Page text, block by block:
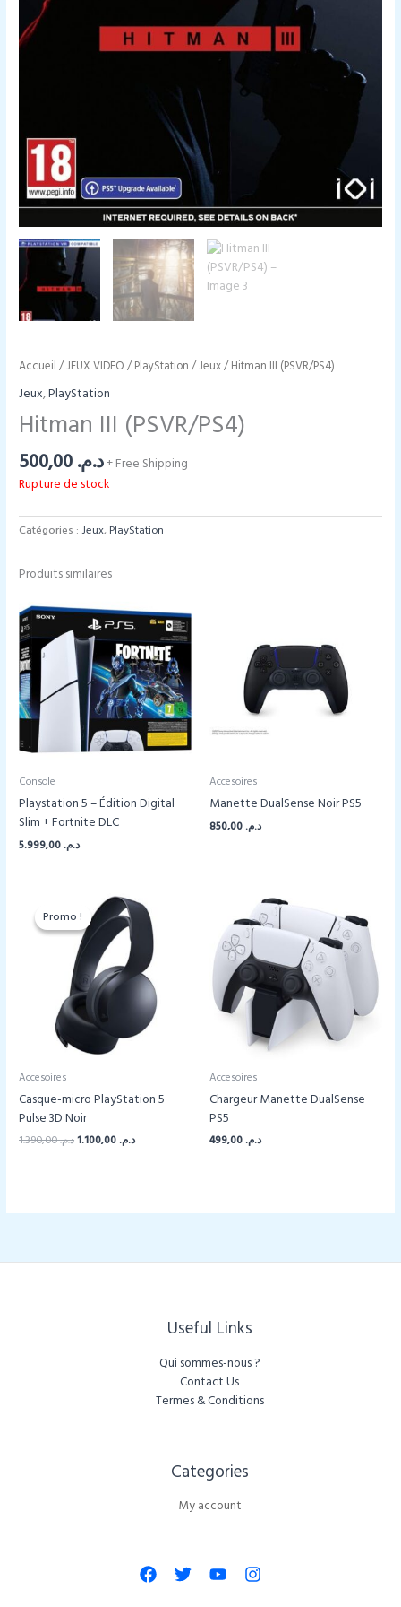
Accueil /JEUX VIDEO /PlayStation /Jeux/ Hitman III (PSVR/PS4)
Jeux,PlayStation
Hitman III (PSVR/PS4)
د.م.+ Free Shipping
Rupture de stock
Catégories :Jeux, PlayStation
Produits similaires
Console
Playstation 5 – Édition Digital
Slim + Fortnite DLC
د.م.
Accesoires
Manette DualSense Noir PS5
د.م.
Promo !
Promo !
Accesoires
Casque-micro PlayStation 5
Pulse 3D Noir
د.م.1.390,00
Le
د.م.Le
Accesoires
Chargeur Manette DualSense
PS5
د.م.
Useful Links
Qui sommes-nous ?
Contact Us
Termes & Conditions
Categories​
My account